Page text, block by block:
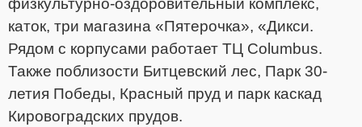
физкультурно-оздоровительный комплекс,
каток, три магазина «Пятерочка», «Дикси.
Рядом с корпусами работает ТЦ Columbus.
Также поблизости Битцевский лес, Парк 30-
летия Победы, Красный пруд и парк каскад
Кировоградских прудов.